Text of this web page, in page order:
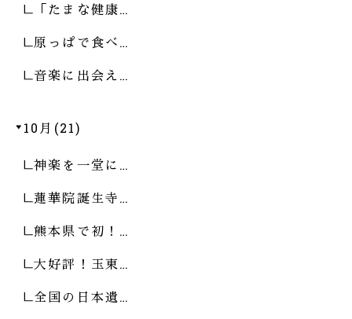
「たまな健康…
原っぱで食べ…
音楽に出会え…
10月(21)
神楽を一堂に…
蓮華院誕生寺…
熊本県で初！…
大好評！玉東…
全国の日本遺…